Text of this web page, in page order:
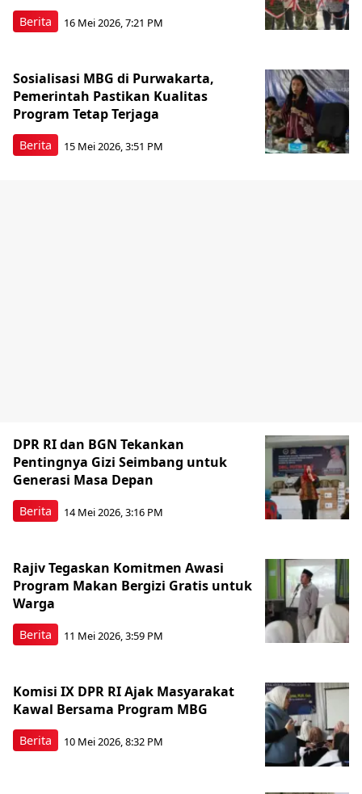
Berita 16 Mei 2026, 7:21 PM
Berita
Sosialisasi MBG di Purwakarta,
Pemerintah Pastikan Kualitas
Program Tetap Terjaga
15 Mei 2026, 3:51 PM
Berita
DPR RI dan BGN Tekankan
Pentingnya Gizi Seimbang untuk
Generasi Masa Depan
14 Mei 2026, 3:16 PM
Berita
Rajiv Tegaskan Komitmen Awasi
Program Makan Bergizi Gratis untuk
Warga
11 Mei 2026, 3:59 PM
Berita
Komisi IX DPR RI Ajak Masyarakat
Kawal Bersama Program MBG
10 Mei 2026, 8:32 PM